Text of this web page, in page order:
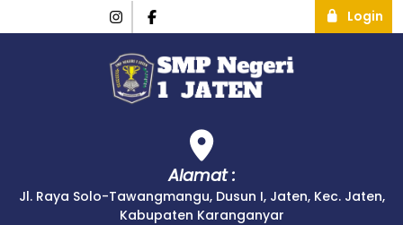
Login
Alamat :
Jl. Raya Solo-Tawangmangu, Dusun I, Jaten, Kec. Jaten,
Kabupaten Karanganyar